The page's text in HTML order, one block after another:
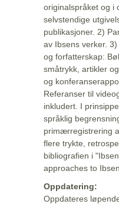
originalspråket og i
selvstendige
publikasjoner. 2)
av Ibsens verker.
og forfatterskap:
småtrykk, artikler
og
Referanser til
inkludert. I
språklig
primærregistrering
flere trykte,
bibliografien i
approaches to
Oppdatering:
Oppdateres